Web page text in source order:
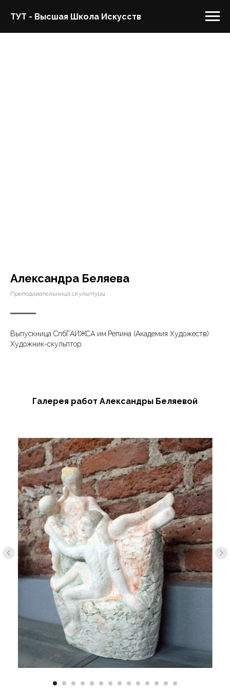
ТУТ - Высшая Школа Искусств
Александра Беляева
Преподавательница скульптуры
Выпускница СпбГАИЖСА им.Репина (Академия Художеств)
Художник-скульптор
Галерея работ Александры Беляевой